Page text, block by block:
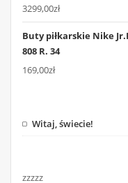
3299,00zł
Buty piłkarskie Nike
808 R. 34
169,00zł
Witaj, świecie!
zzzzz